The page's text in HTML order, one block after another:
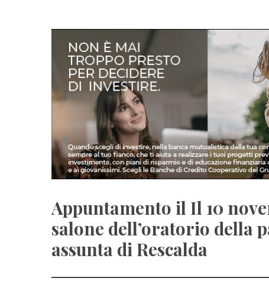
Appuntamento il Il 10
salone dell’oratorio della
assunta di Rescalda